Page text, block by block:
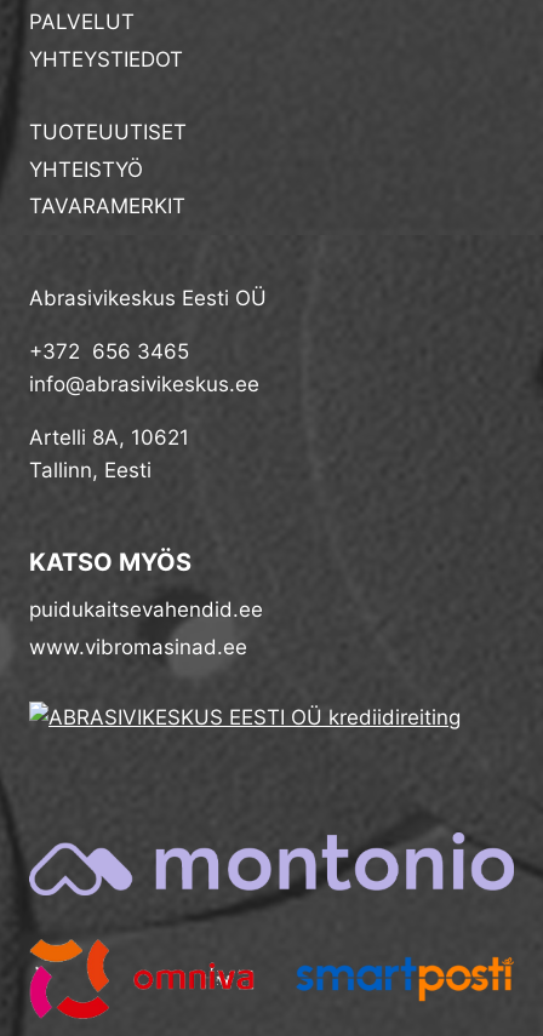
PALVELUT
YHTEYSTIEDOT
TUOTEUUTISET
YHTEISTYÖ
TAVARAMERKIT
Abrasivikeskus Eesti OÜ
+372 656 3465
info@abrasivikeskus.ee
Artelli 8A, 10621
Tallinn, Eesti
KATSO MYÖS
puidukaitsevahendid.ee
www.vibromasinad.ee